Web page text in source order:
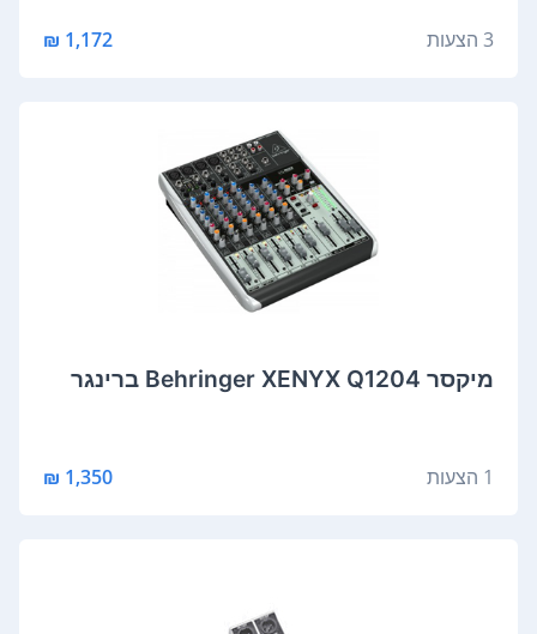
3 הצעות 1,172 ₪
‏מיקסר Behringer XENYX Q1204 ברינגר
1 הצעות 1,350 ₪